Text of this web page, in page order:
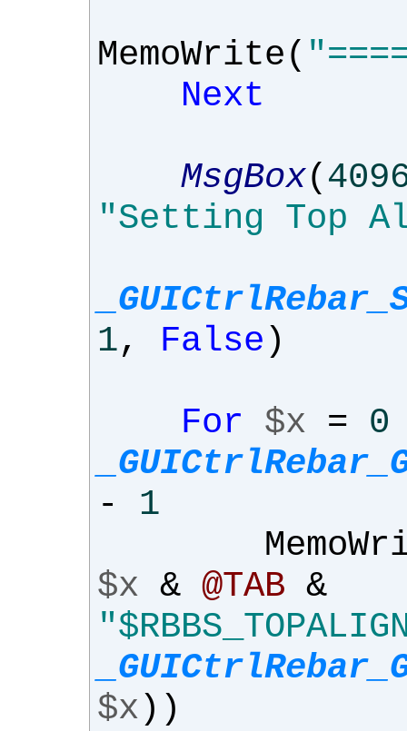
MemoWrite(
Next
MsgBox(
"Setting Top
1, False )
For $x = 0
-
1
$x & @TAB &
$x))